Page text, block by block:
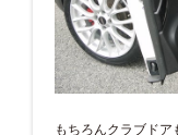
もちろんクラブド